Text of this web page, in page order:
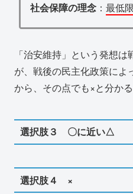
社会保障の理念 ： 最低
「治安維持」という発想
が、戦後の民主化政策によ
から、その点でも×と分かる
選択肢３ 〇に近い△
選択肢４ ×